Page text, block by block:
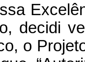
decidi
o